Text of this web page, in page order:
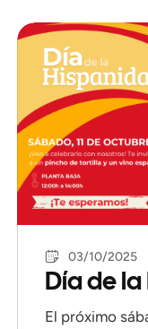
03/10/2025
Día de
El próximo